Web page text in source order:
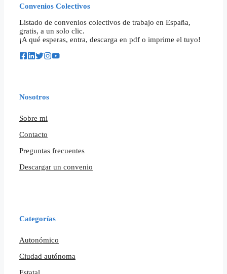
Convenios Colectivos
Listado de convenios colectivos de trabajo en España,
gratis, a un solo clic.
¡A qué esperas, entra, descarga en pdf o imprime el tuyo!
Nosotros
Sobre mi
Contacto
Preguntas frecuentes
Descargar un convenio
Categorías
Autonómico
Ciudad autónoma